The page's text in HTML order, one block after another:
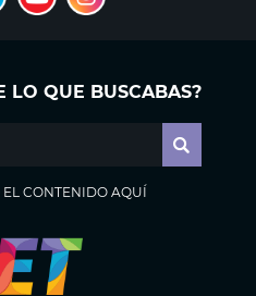
LO QUE BUSCABAS?
CONTENIDO AQUÍ